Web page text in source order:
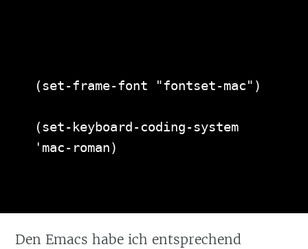
(set-frame-font "fontset-mac")
(set-keyboard-coding-system
'mac-roman)
Den Emacs habe ich entsprechend